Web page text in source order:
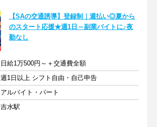
【SAの交通誘導】登録制｜週払い◎夏から
のスタート応援★週1日～副業バイトに♪夜
勤なし
日給1万500円～＋交通費全額
週1日以上 シフト自由・自己申告
アルバイト・パート
吉水駅